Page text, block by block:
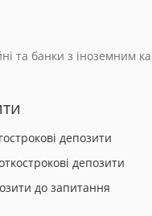
та банки з іноземним
депозити
депозити
до запитання